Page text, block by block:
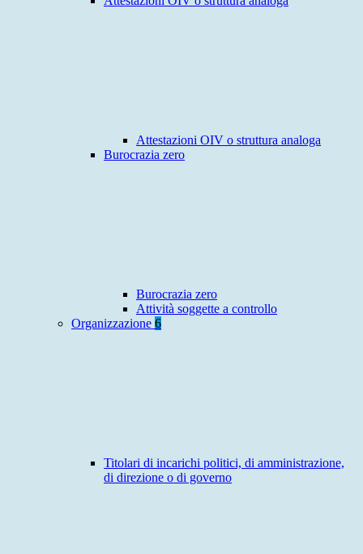
Attestazioni OIV o struttura analoga
Burocrazia zero
Burocrazia zero
Attività soggette a controllo
Organizzazione 6
Titolari di incarichi politici, di amministrazione,
di direzione o di governo